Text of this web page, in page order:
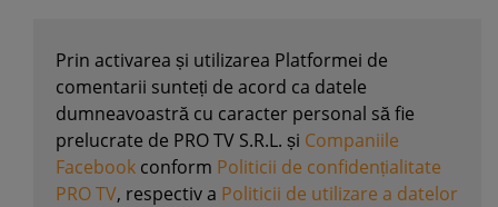
Prin activarea și utilizarea Platformei de
comentarii sunteți de acord ca datele
dumneavoastră cu caracter personal să fie
prelucrate de PRO TV S.R.L. și Companiile
Facebook conform Politicii de confidențialitate
PRO TV, respectiv a Politicii de utilizare a datelor